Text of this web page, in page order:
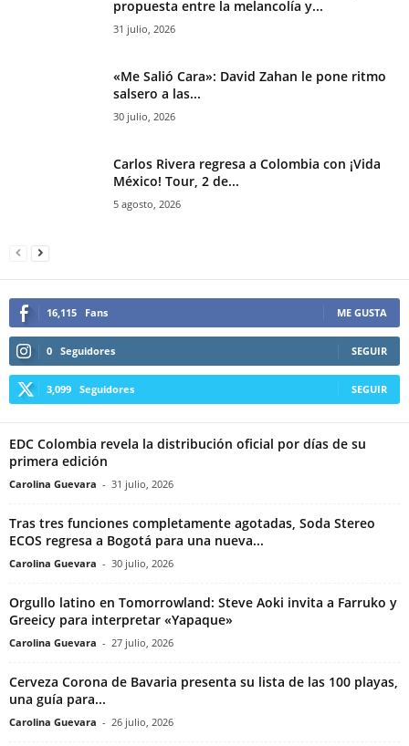
propuesta entre la melancolía y...
31 julio, 2026
«Me Salió Cara»: David Zahan le pone ritmo
salsero a las...
30 julio, 2026
Carlos Rivera regresa a Colombia con ¡Vida
México! Tour, 2 de...
5 agosto, 2026
16,115 Fans ME GUSTA
0 Seguidores SEGUIR
3,099 Seguidores SEGUIR
EDC Colombia revela la distribución oficial por días de su
primera edición
Carolina Guevara - 31 julio, 2026
Tras tres funciones completamente agotadas, Soda Stereo
ECOS regresa a Bogotá para una nueva...
Carolina Guevara - 30 julio, 2026
Orgullo latino en Tomorrowland: Steve Aoki invita a Farruko y
Greeicy para interpretar «Yapaque»
Carolina Guevara - 27 julio, 2026
Cerveza Corona de Bavaria presenta su lista de las 100 playas,
una guía para...
Carolina Guevara - 26 julio, 2026